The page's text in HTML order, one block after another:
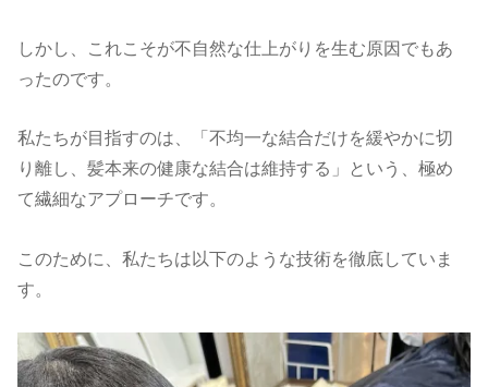
しかし、これこそが不自然な仕上がりを生む原因でもあ
ったのです。
私たちが目指すのは、「不均一な結合だけを緩やかに切
り離し、髪本来の健康な結合は維持する」という、極め
て繊細なアプローチです。
このために、私たちは以下のような技術を徹底していま
す。